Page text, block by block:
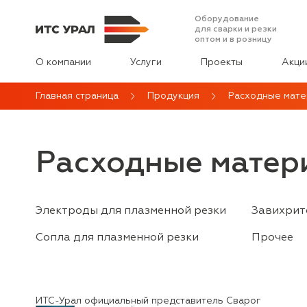
Оборудование
для сварки и резки
оптом и в розницу
О компании Услуги Проекты
Главная страница Продукция Расходные
Расходные
Электроды для плазменной резки
Сопла для плазменной резки Прочее
ИТС-Урал официальный представитель Сварог